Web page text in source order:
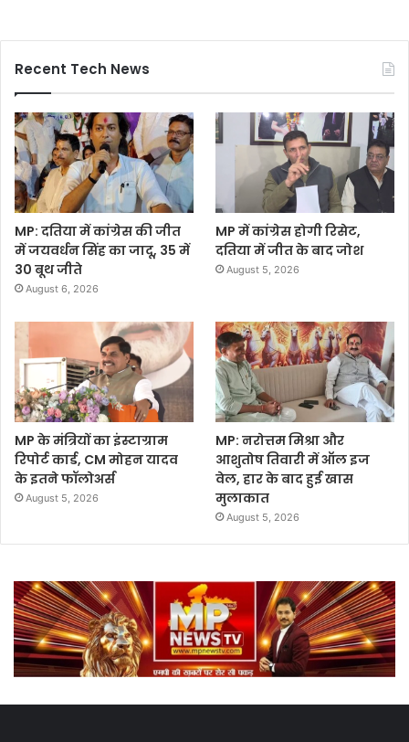
Recent Tech News
MP: दतिया में कांग्रेस की जीत
में जयवर्धन सिंह का जादू, 35 में
30 बूथ जीते
August 6, 2026
MP में कांग्रेस होगी रिसेट,
दतिया में जीत के बाद जोश
August 5, 2026
MP के मंत्रियों का इंस्टाग्राम
रिपोर्ट कार्ड, CM मोहन यादव
के इतने फॉलोअर्स
August 5, 2026
MP: नरोत्तम मिश्रा और
आशुतोष तिवारी में ऑल इज
वेल, हार के बाद हुई खास
मुलाकात
August 5, 2026